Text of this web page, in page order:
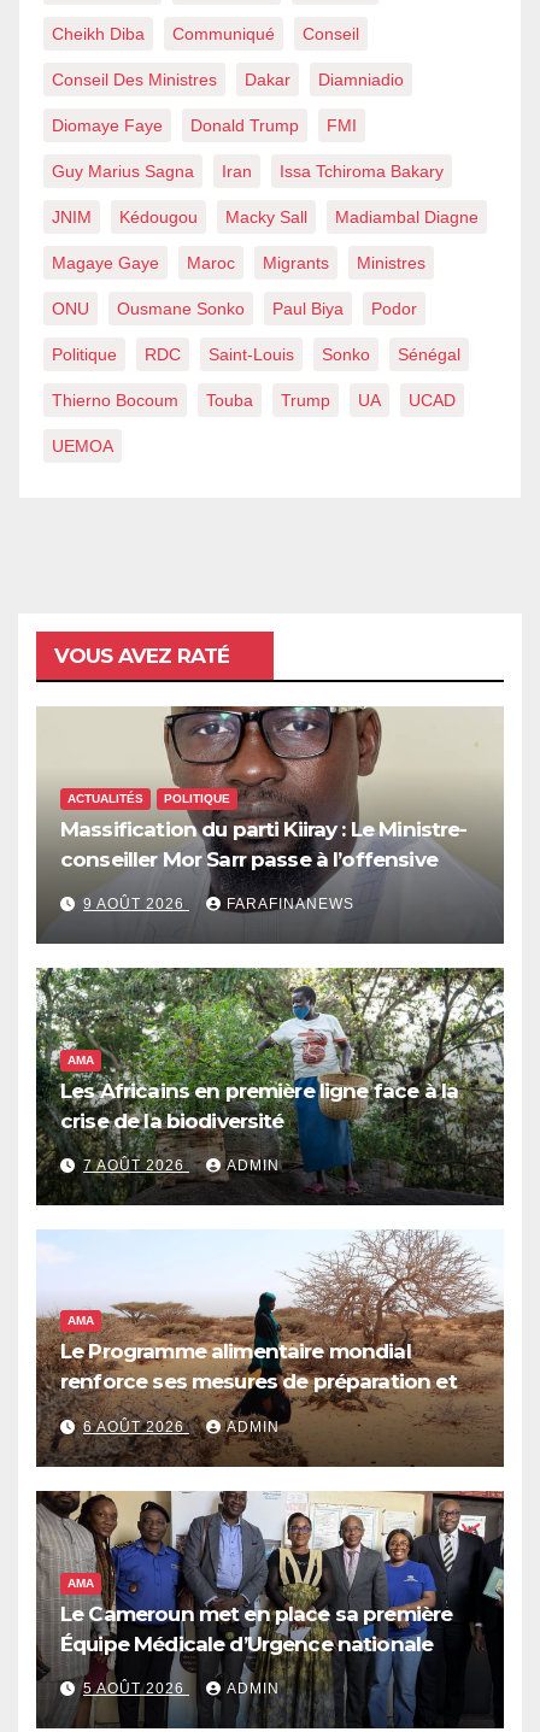
Cheikh Diba Communiqué Conseil
Conseil Des Ministres Dakar Diamniadio
Diomaye Faye Donald Trump FMI
Guy Marius Sagna Iran Issa Tchiroma Bakary
JNIM Kédougou Macky Sall Madiambal Diagne
Magaye Gaye Maroc Migrants Ministres
ONU Ousmane Sonko Paul Biya Podor
Politique RDC Saint-Louis Sonko Sénégal
Thierno Bocoum Touba Trump UA UCAD
UEMOA
VOUS AVEZ RATÉ
ACTUALITÉS POLITIQUE
Massification du parti Kiiray : Le Ministre-
conseiller Mor Sarr passe à l’offensive
9 AOÛT 2026 FARAFINANEWS
AMA
Les Africains en première ligne face à la
crise de la biodiversité
7 AOÛT 2026 ADMIN
AMA
Le Programme alimentaire mondial
renforce ses mesures de préparation et
de réponse face à la menace d’El Niño,
qui pourrait plonger des dizaines de
millions de personnes dans l’insécurité
alimentaire aiguë
6 AOÛT 2026 ADMIN
AMA
Le Cameroun met en place sa première
Équipe Médicale d’Urgence nationale
5 AOÛT 2026 ADMIN